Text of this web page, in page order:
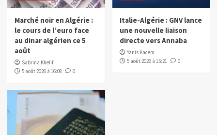
Marché noir en Algérie :
le cours de l’euro face
au dinar algérien ce 5
août
Sabrina Khelifi
5 août 2026 à 16:08
0
Italie-Algérie : GNV lance
une nouvelle liaison
directe vers Annaba
Yanis Kacem
5 août 2026 à 15:21
0